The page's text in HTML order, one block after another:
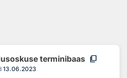
terminibaas content_copy
13.06.2023